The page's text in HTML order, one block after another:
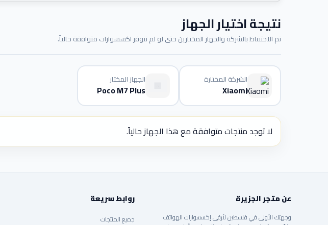
نتيجة اختيار الجهاز
تم الاحتفاظ بالشركة والجهاز المختارين حتى لو لم تتوفر اكسسوارات متوافقة حالياً.
الشركة المختارة
Xiaomi
الجهاز المختار
Poco M7 Plus
لا توجد منتجات متوافقة مع هذا الجهاز حالياً.
عن متجر الجزيرة
وجهتك الأولى في فلسطين لأرقى إكسسوارات الهواتف
روابط سريعة
جميع المنتجات